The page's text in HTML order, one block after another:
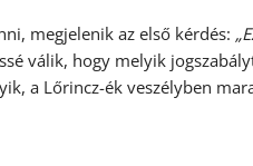
megjelenik az első kérdés:
válik, hogy melyik
a Lőrincz-ék veszélyben